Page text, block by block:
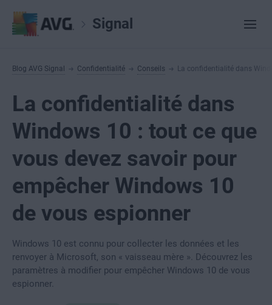
Signal
Blog AVG Signal Confidentialité Conseils La confidentialité dans
La confidentialité dans
Windows 10 : tout ce que
vous devez savoir pour
empêcher Windows 10
de vous espionner
Windows 10 est connu pour collecter les données et les
renvoyer à Microsoft, son « vaisseau mère ». Découvrez les
paramètres à modifier pour empêcher Windows 10 de vous
espionner.